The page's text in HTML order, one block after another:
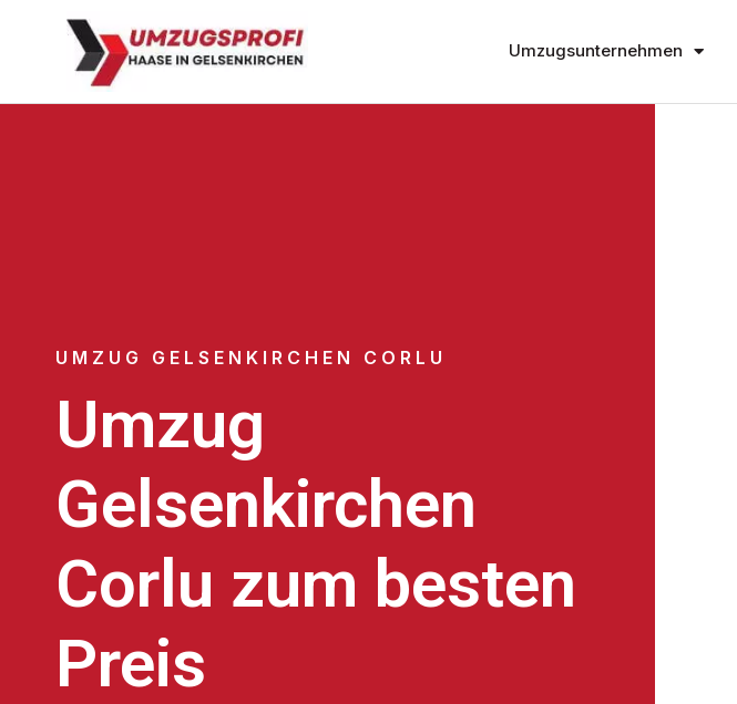
Umzugsunternehmen
UMZUG GELSENKIRCHEN CORLU
Umzug
Gelsenkirchen
Corlu zum besten
Preis